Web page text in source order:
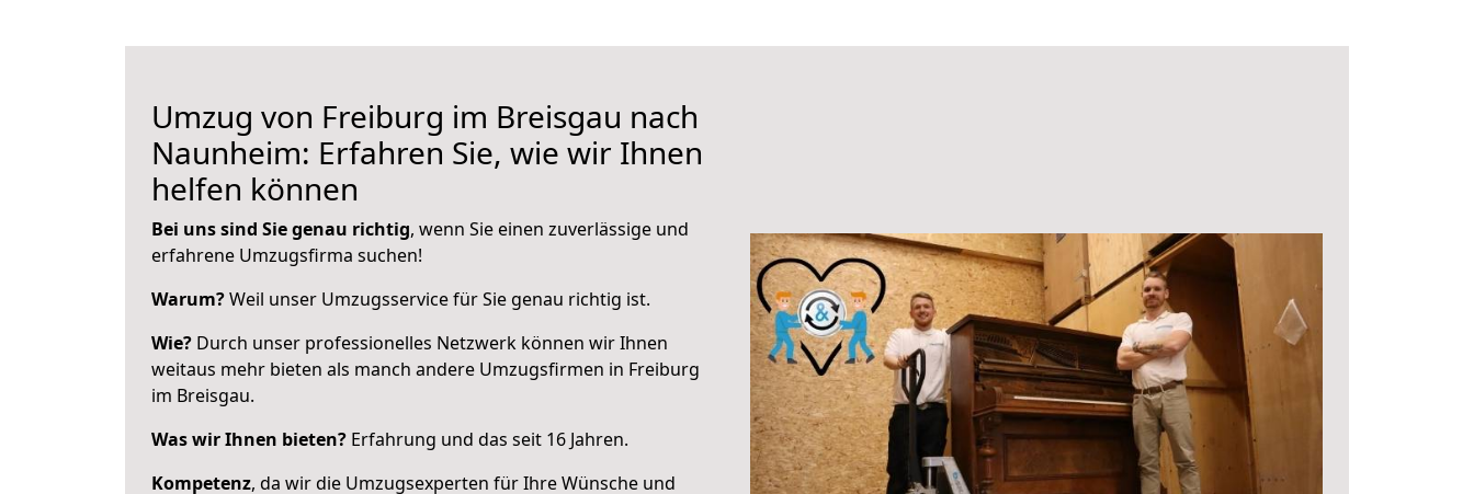
Umzug von Freiburg im Breisgau nach
Naunheim: Erfahren Sie, wie wir Ihnen
helfen können
Bei uns sind Sie genau richtig, wenn Sie einen zuverlässige und
erfahrene Umzugsfirma suchen!
Warum?Weil unser Umzugsservice für Sie genau richtig ist.
Wie? Durch unser professionelles Netzwerk können wir Ihnen
weitaus mehr bieten als manch andere Umzugsfirmen in Freiburg
im Breisgau.
Was wir Ihnen bieten? Erfahrung und das seit 16 Jahren.
Kompetenz, da wir die Umzugsexperten für Ihre Wünsche und